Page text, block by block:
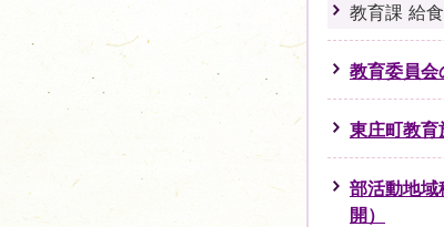
教育課 給
教育委員会
東庄町教育
部活動地域
開）